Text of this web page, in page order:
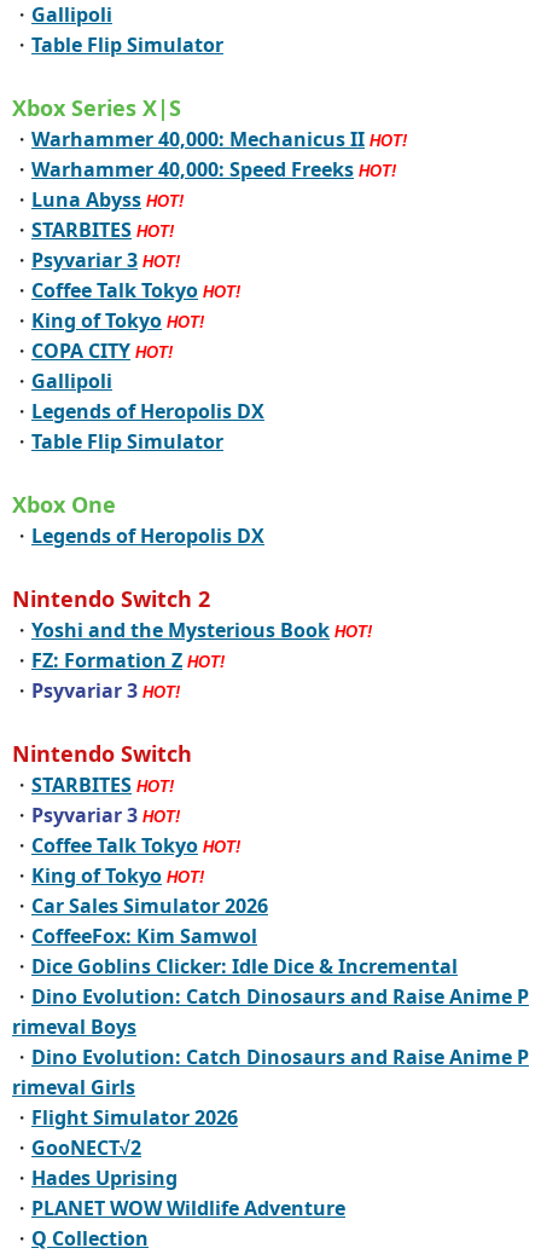
・ Gallipoli
・ Table Flip Simulator
Xbox Series X|S
・ Warhammer 40,000: Mechanicus II HOT!
・ Warhammer 40,000: Speed Freeks HOT!
・ Luna Abyss HOT!
・ STARBITES HOT!
・ Psyvariar 3 HOT!
・ Coffee Talk Tokyo HOT!
・ King of Tokyo HOT!
・ COPA CITY HOT!
・ Gallipoli
・ Legends of Heropolis DX
・ Table Flip Simulator
Xbox One
・ Legends of Heropolis DX
Nintendo Switch 2
・ Yoshi and the Mysterious Book HOT!
・ FZ: Formation Z HOT!
・ Psyvariar 3 HOT!
Nintendo Switch
・ STARBITES HOT!
・ Psyvariar 3 HOT!
・ Coffee Talk Tokyo HOT!
・ King of Tokyo HOT!
・ Car Sales Simulator 2026
・ CoffeeFox: Kim Samwol
・ Dice Goblins Clicker: Idle Dice & Incremental
・ Dino Evolution: Catch Dinosaurs and Raise Anime P
rimeval Boys
・ Dino Evolution: Catch Dinosaurs and Raise Anime P
rimeval Girls
・ Flight Simulator 2026
・ GooNECT√2
・ Hades Uprising
・ PLANET WOW Wildlife Adventure
・ Q Collection